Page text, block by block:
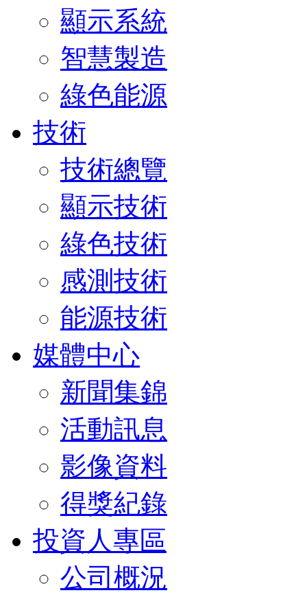
顯示系統
智慧製造
綠色能源
技術
技術總覽
顯示技術
綠色技術
感測技術
能源技術
媒體中心
新聞集錦
活動訊息
影像資料
得獎紀錄
投資人專區
公司概況